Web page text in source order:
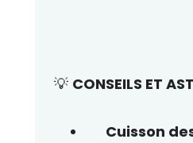
💡 CONSEILS ET
Cuisson